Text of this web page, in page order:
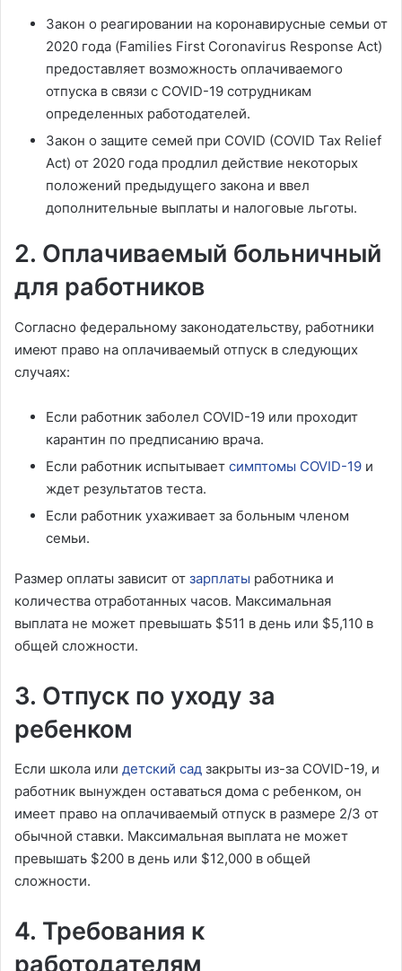
Закон о реагировании на коронавирусные семьи от
2020 года (Families First Coronavirus Response Act)
предоставляет возможность оплачиваемого
отпуска в связи с COVID-19 сотрудникам
определенных работодателей.
Закон о защите семей при COVID (COVID Tax Relief
Act) от 2020 года продлил действие некоторых
положений предыдущего закона и ввел
дополнительные выплаты и налоговые льготы.
2. Оплачиваемый больничный
для работников
Согласно федеральному законодательству, работники
имеют право на оплачиваемый отпуск в следующих
случаях:
Если работник заболел COVID-19 или проходит
карантин по предписанию врача.
Если работник испытывает симптомы COVID-19 и
ждет результатов теста.
Если работник ухаживает за больным членом
семьи.
Размер оплаты зависит от зарплаты работника и
количества отработанных часов. Максимальная
выплата не может превышать $511 в день или $5,110 в
общей сложности.
3. Отпуск по уходу за
ребенком
Если школа или детский сад закрыты из-за COVID-19, и
работник вынужден оставаться дома с ребенком, он
имеет право на оплачиваемый отпуск в размере 2/3 от
обычной ставки. Максимальная выплата не может
превышать $200 в день или $12,000 в общей
сложности.
4. Требования к
работодателям